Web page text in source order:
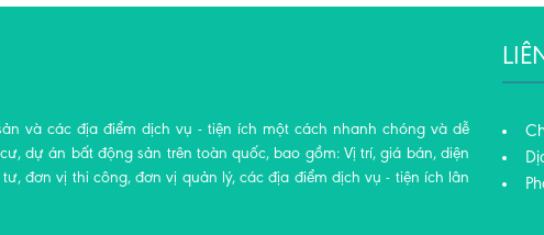
và các địa điểm dịch vụ - tiện ích một cách nhanh chóng và dễ
dự án bất động sản trên toàn quốc, bao gồm: Vị trí, giá bán, diện
đơn vị thi công, đơn vị quản lý, các địa điểm dịch vụ - tiện ích lân